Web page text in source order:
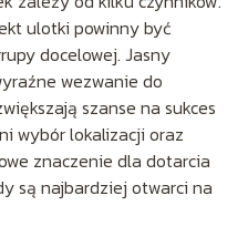
ulotki powinny być
docelowej. Jasny
wezwanie do
szanse na sukces
wybór lokalizacji oraz
znaczenie dla dotarcia
są najbardziej otwarci na